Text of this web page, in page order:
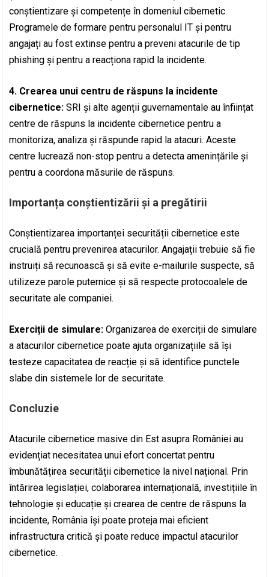
conștientizare și competențe în domeniul cibernetic.
Programele de formare pentru personalul IT și pentru
angajați au fost extinse pentru a preveni atacurile de tip
phishing și pentru a reacționa rapid la incidente.
4. Crearea unui centru de răspuns la incidente
cibernetice: SRI și alte agenții guvernamentale au înființat
centre de răspuns la incidente cibernetice pentru a
monitoriza, analiza și răspunde rapid la atacuri. Aceste
centre lucrează non-stop pentru a detecta amenințările și
pentru a coordona măsurile de răspuns.
Importanța conștientizării și a pregătirii
Conștientizarea importanței securității cibernetice este
crucială pentru prevenirea atacurilor. Angajații trebuie să fie
instruiți să recunoască și să evite e-mailurile suspecte, să
utilizeze parole puternice și să respecte protocoalele de
securitate ale companiei.
Exerciții de simulare: Organizarea de exerciții de simulare
a atacurilor cibernetice poate ajuta organizațiile să își
testeze capacitatea de reacție și să identifice punctele
slabe din sistemele lor de securitate.
Concluzie
Atacurile cibernetice masive din Est asupra României au
evidențiat necesitatea unui efort concertat pentru
îmbunătățirea securității cibernetice la nivel național. Prin
întărirea legislației, colaborarea internațională, investițiile în
tehnologie și educație și crearea de centre de răspuns la
incidente, România își poate proteja mai eficient
infrastructura critică și poate reduce impactul atacurilor
cibernetice.